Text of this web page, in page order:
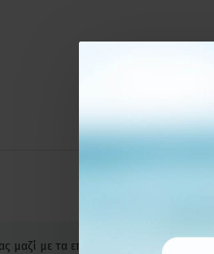
μαζί με τα επιστόμια, τον πίρο